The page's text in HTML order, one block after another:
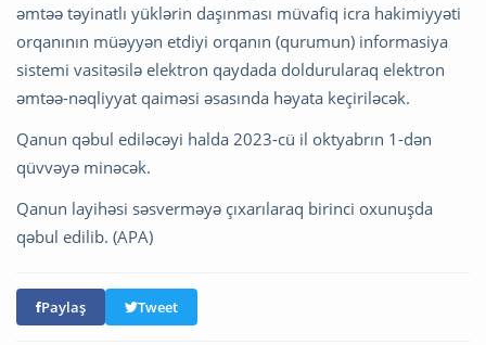
əmtəə təyinatlı yüklərin daşınması müvafiq icra hakimiyyəti
orqanının müəyyən etdiyi orqanın (qurumun) informasiya
sistemi vasitəsilə elektron qaydada doldurularaq elektron
əmtəə-nəqliyyat qaiməsi əsasında həyata keçiriləcək.
Qanun qəbul ediləcəyi halda 2023-cü il oktyabrın 1-dən
qüvvəyə minəcək.
Qanun layihəsi səsverməyə çıxarılaraq birinci oxunuşda
qəbul edilib. (APA)
Paylaş Tweet